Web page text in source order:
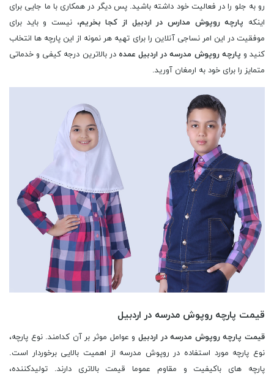
رو به جلو را در فعالیت خود داشته باشید. پس دیگر در همکاری با ما جایی برای
اینکه پارچه روپوش مدارس در اردبیل از کجا بخریم، نیست و باید برای
موفقیت در این امر نساجی آنلاین را برای تهیه هر نمونه از این پارچه ها انتخاب
کنید و پارچه روپوش مدرسه در اردبیل عمدهدر بالاترین درجه کیفی و خدماتی
متمایز را برای خود به ارمغان آورید.
قیمت پارچه روپوش مدرسه در اردبیل
قیمت پارچه روپوش مدرسه در اردبیل و عوامل موثر بر آن کدامند. نوع پارچه،
نوع پارچه مورد استفاده در روپوش مدرسه از اهمیت بالایی برخوردار است.
پارچه های باکیفیت و مقاوم عموما قیمت بالاتری دارند. تولیدکننده،